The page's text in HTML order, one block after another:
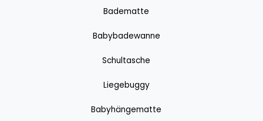
Badematte
Babybadewanne
Schultasche
Liegebuggy
Babyhängematte